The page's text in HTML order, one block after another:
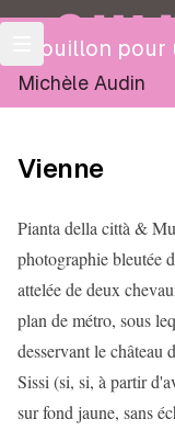
Brouillon
Michèle Audin
Vienne
Pianta della città &
photographie bleutée
attelée de deux
plan de métro, sous
desservant le château
Sissi (si, si, à partir
sur fond jaune, sans